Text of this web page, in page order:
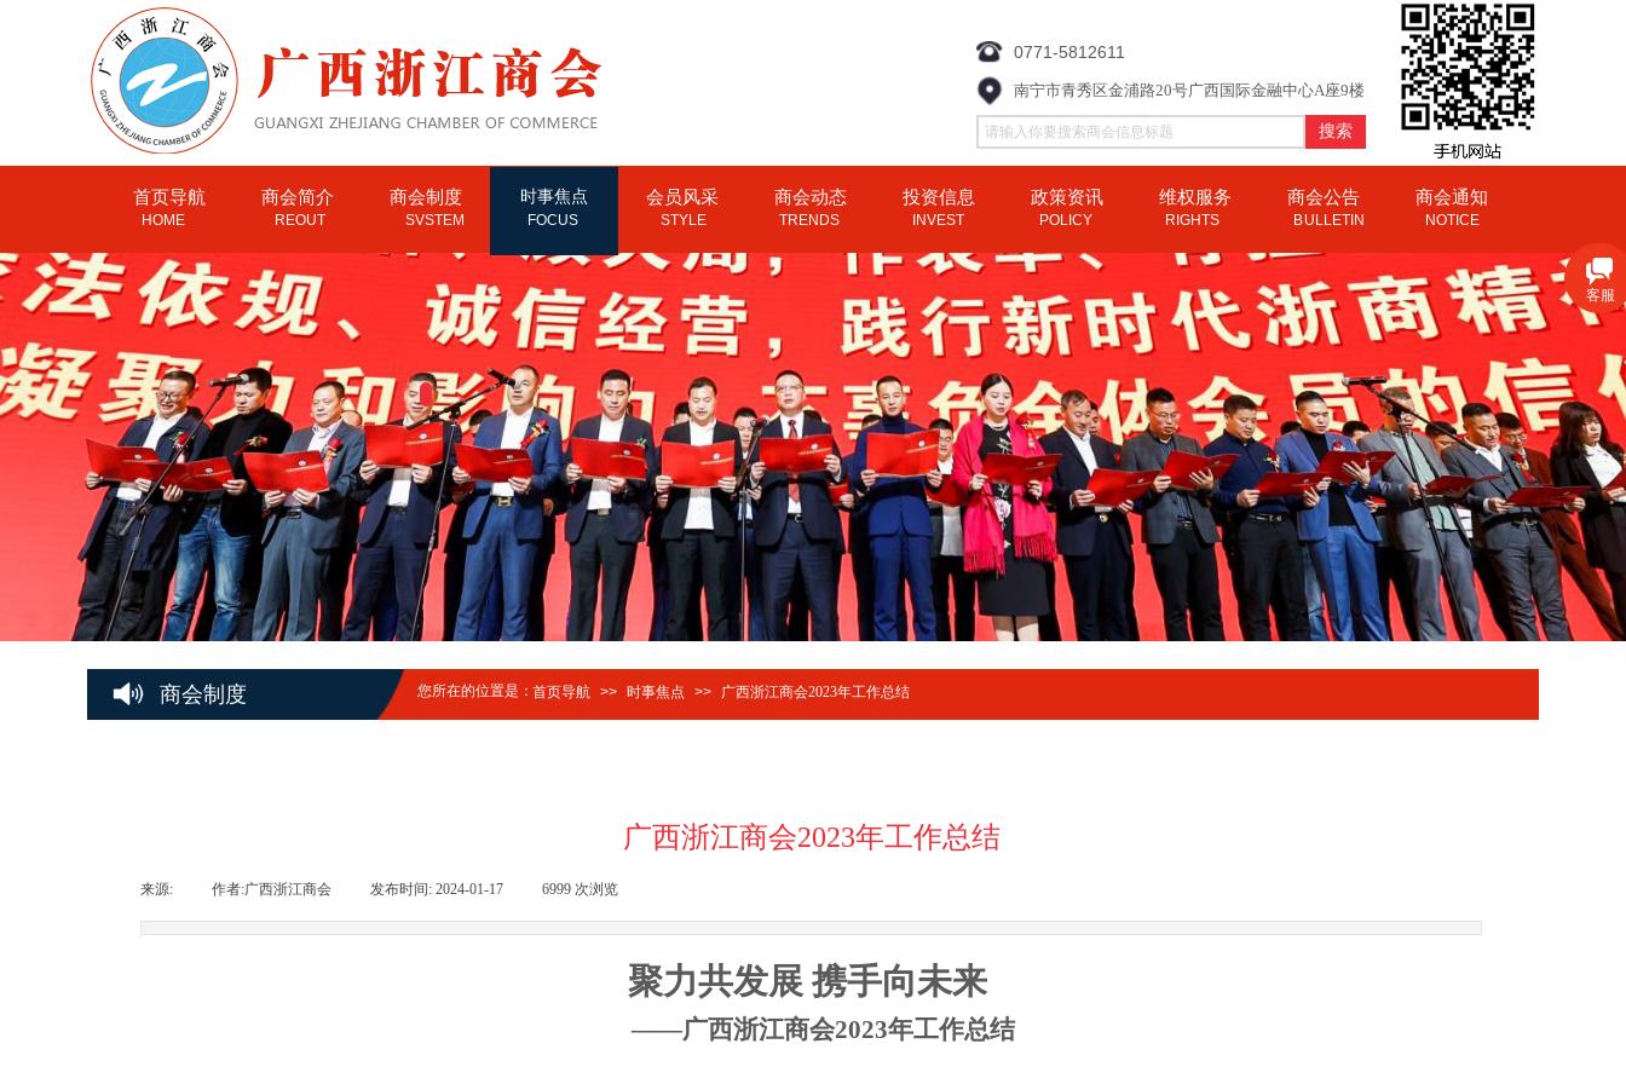
搜索
0771-5812611
南宁市青秀区金浦路20号广西国际金融中心A座9楼
首页导航 商会简介 商会制度 时事焦点 会员风采 商会动态 投资信息 政策资讯 维权服务 商会公告 商会通知
HOME REOUT SVSTEM FOCUS STYLE TRENDS INVEST POLICY RIGHTS BULLETIN NOTICE
商会制度 您所在的位置是：首页导航 >> 时事焦点 >> 广西浙江商会2023年工作总结
广西浙江商会2023年工作总结
来源: 作者:广西浙江商会 发布时间: 2024-01-17 6999 次浏览
聚力共发展 携手向未来
——广西浙江商会2023年工作总结
客服